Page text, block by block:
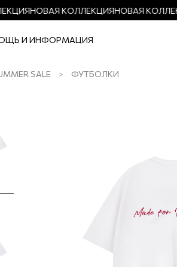
НОВАЯ КОЛЛЕКЦИЯНОВАЯ
И ИНФОРМАЦИЯ
SALE ФУТБОЛКИ